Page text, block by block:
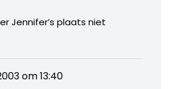
Jennifer’s plaats niet
om 13:40